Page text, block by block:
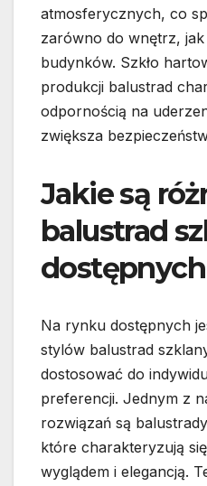
atmosferycznych, co
zarówno do wnętrz,
budynków. Szkło
produkcji balustrad
odpornością na
zwiększa
Jakie są
balustrad
Na rynku dostępnych
stylów balustrad
dostosować do
preferencji. Jednym z
rozwiązań są
które charakteryzują
wyglądem i elegancją.